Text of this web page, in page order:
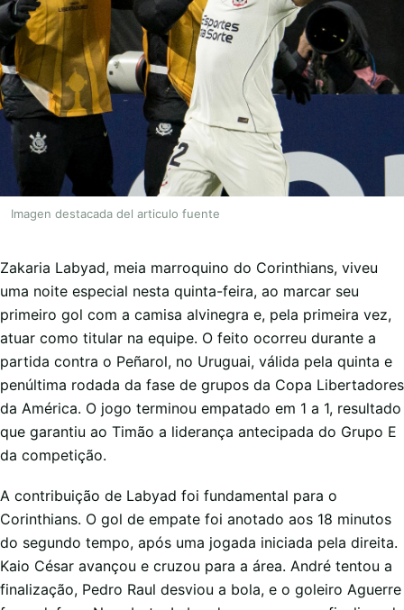
Imagen destacada del articulo fuente
Zakaria Labyad, meia marroquino do Corinthians, viveu
uma noite especial nesta quinta-feira, ao marcar seu
primeiro gol com a camisa alvinegra e, pela primeira vez,
atuar como titular na equipe. O feito ocorreu durante a
partida contra o Peñarol, no Uruguai, válida pela quinta e
penúltima rodada da fase de grupos da Copa Libertadores
da América. O jogo terminou empatado em 1 a 1, resultado
que garantiu ao Timão a liderança antecipada do Grupo E
da competição.
A contribuição de Labyad foi fundamental para o
Corinthians. O gol de empate foi anotado aos 18 minutos
do segundo tempo, após uma jogada iniciada pela direita.
Kaio César avançou e cruzou para a área. André tentou a
finalização, Pedro Raul desviou a bola, e o goleiro Aguerre